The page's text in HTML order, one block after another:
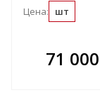
Цена: шт
71 000